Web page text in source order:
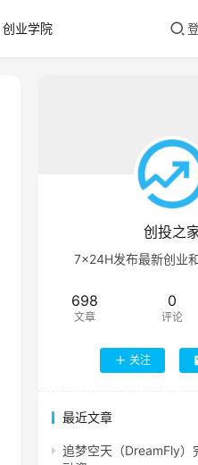
创业学院
创投之
7×24H发布最新创业
698
文章
0
评论
关注
最近文章
追梦空天（DreamFly）